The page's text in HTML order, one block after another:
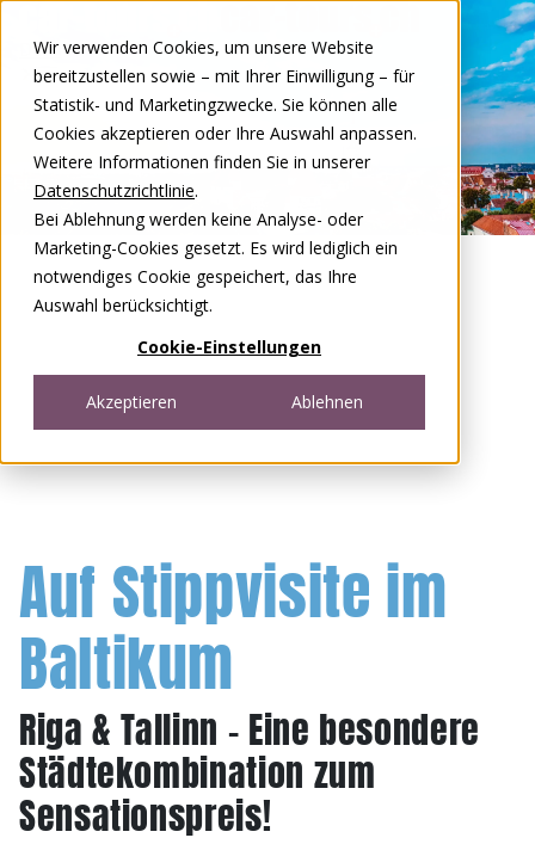
Wir verwenden Cookies, um unsere Website
bereitzustellen sowie – mit Ihrer Einwilligung – für
Statistik- und Marketingzwecke. Sie können alle
Cookies akzeptieren oder Ihre Auswahl anpassen.
Weitere Informationen finden Sie in unserer
Datenschutzrichtlinie.
Bei Ablehnung werden keine Analyse- oder
Marketing-Cookies gesetzt. Es wird lediglich ein
notwendiges Cookie gespeichert, das Ihre
Auswahl berücksichtigt.
Cookie-Einstellungen
Akzeptieren Ablehnen
DEFR
Open menu
Auf Stippvisite im
Baltikum
Riga & Tallinn - Eine besondere
Städtekombination zum
Sensationspreis!